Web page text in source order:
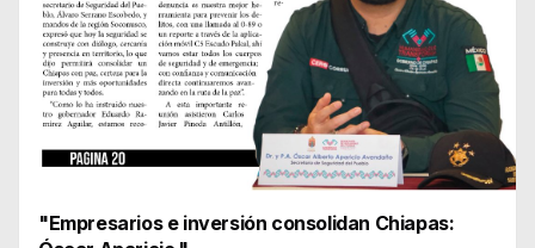
"Empresarios e inversión consolidan Chiapas: